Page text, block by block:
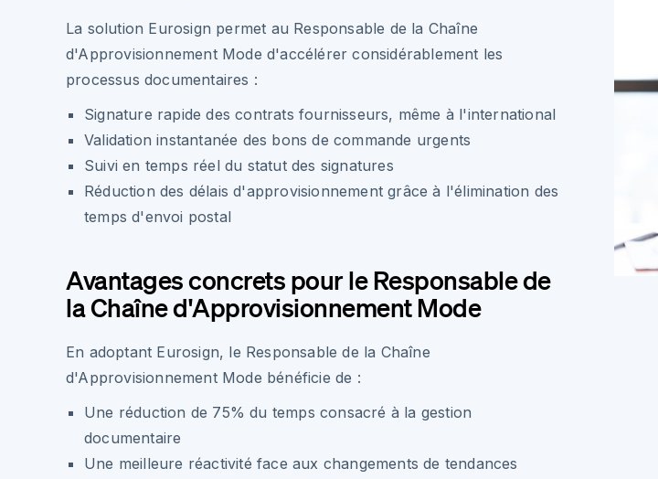
La solution Eurosign permet au Responsable de la Chaîne
d'Approvisionnement Mode d'accélérer considérablement les
processus documentaires :
Signature rapide des contrats fournisseurs, même à l'international
Validation instantanée des bons de commande urgents
Suivi en temps réel du statut des signatures
Réduction des délais d'approvisionnement grâce à l'élimination des
temps d'envoi postal
Avantages concrets pour le Responsable de
la Chaîne d'Approvisionnement Mode
En adoptant Eurosign, le Responsable de la Chaîne
d'Approvisionnement Mode bénéficie de :
Une réduction de 75% du temps consacré à la gestion
documentaire
Une meilleure réactivité face aux changements de tendances